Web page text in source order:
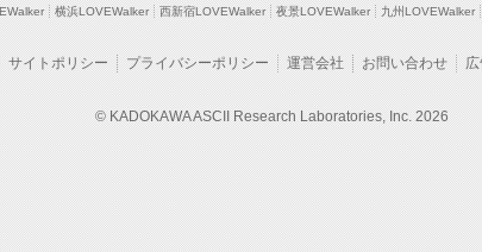
横浜LOVEWalker 西新宿LOVEWalker 夜景LOVEWalker 九州LOVEWalker
サイトポリシー プライバシーポリシー 運営会社 お問い合わせ
© KADOKAWA ASCII Research Laboratories, Inc. 2026